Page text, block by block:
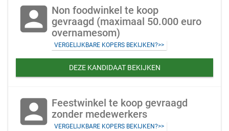
account_box Non foodwinkel te koop
gevraagd (maximaal 50.000 euro
overnamesom)
VERGELIJKBARE KOPERS BEKIJKEN?>>
DEZE KANDIDAAT BEKIJKEN
account_box Feestwinkel te koop gevraagd
zonder medewerkers
VERGELIJKBARE KOPERS BEKIJKEN?>>